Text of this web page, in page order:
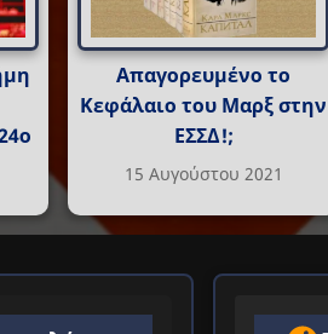
Απαγορευμένο το
Κεφάλαιο του Μαρξ στην
ΕΣΣΔ!;
15 Αυγούστου 2021